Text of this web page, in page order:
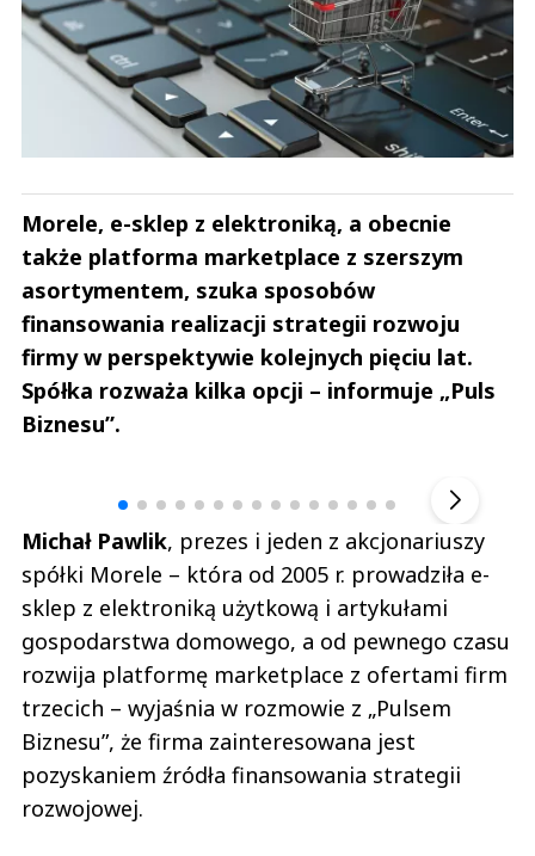
Morele, e-sklep z elektroniką, a obecnie
także platforma marketplace z szerszym
asortymentem, szuka sposobów
finansowania realizacji strategii rozwoju
firmy w perspektywie kolejnych pięciu lat.
Spółka rozważa kilka opcji – informuje „Puls
Biznesu”.
Michał Pawlik, prezes i jeden z akcjonariuszy
spółki Morele – która od 2005 r. prowadziła e-
sklep z elektroniką użytkową i artykułami
gospodarstwa domowego, a od pewnego czasu
rozwija platformę marketplace z ofertami firm
trzecich – wyjaśnia w rozmowie z „Pulsem
Biznesu”, że firma zainteresowana jest
pozyskaniem źródła finansowania strategii
rozwojowej.